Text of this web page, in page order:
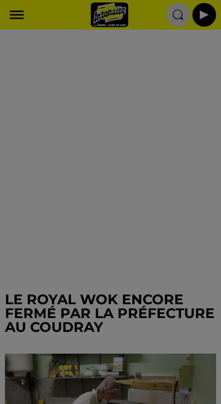
LE ROYAL WOK ENCORE
FERMÉ PAR LA PRÉFECTURE
AU COUDRAY